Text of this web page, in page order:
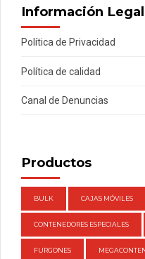
Información Legal
Política de Privacidad
Política de calidad
Canal de Denuncias
Productos
BULK CAJAS MÓVILES
CONTENEDORES ESPECIALES
FURGONES